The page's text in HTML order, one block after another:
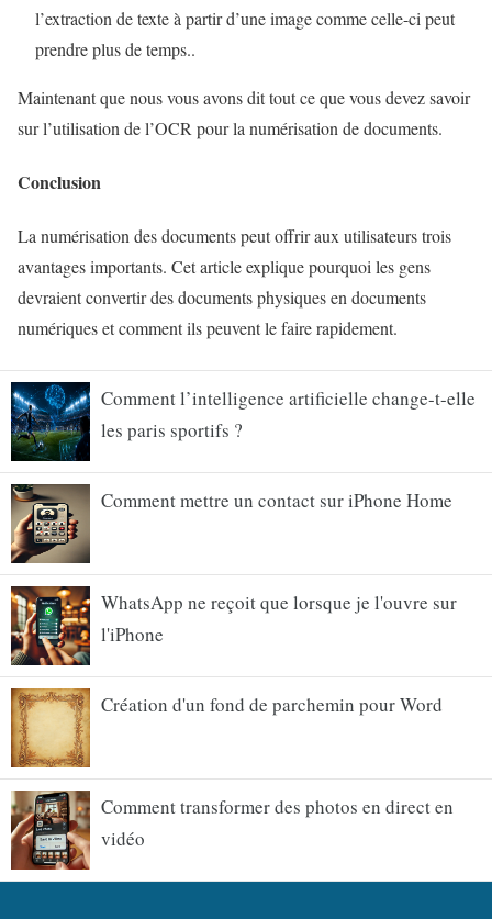
l’extraction de texte à partir d’une image comme celle-ci peut
prendre plus de temps..
Maintenant que nous vous avons dit tout ce que vous devez savoir
sur l’utilisation de l’OCR pour la numérisation de documents.
Conclusion
La numérisation des documents peut offrir aux utilisateurs trois
avantages importants. Cet article explique pourquoi les gens
devraient convertir des documents physiques en documents
numériques et comment ils peuvent le faire rapidement.
Comment l’intelligence artificielle change-t-elle
les paris sportifs ?
Comment mettre un contact sur iPhone Home
WhatsApp ne reçoit que lorsque je l'ouvre sur
l'iPhone
Création d'un fond de parchemin pour Word
Comment transformer des photos en direct en
vidéo